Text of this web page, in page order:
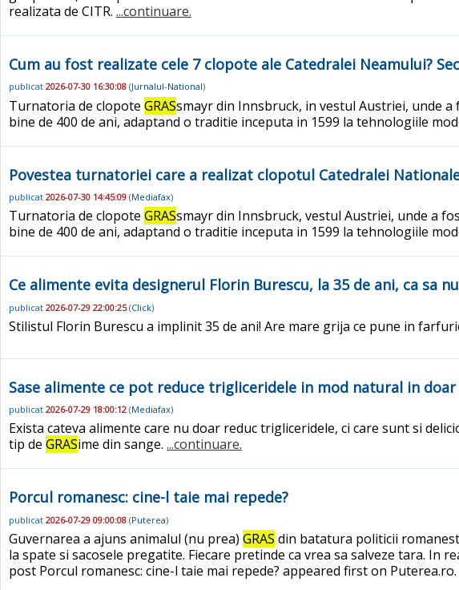
realizata de CITR. ...continuare.
Cum au fost realizate cele 7 clopote ale Catedralei Neamului?
publicat 2026-07-30 16:30:08 (Jurnalul-National)
Turnatoria de clopote GRASsmayr din Innsbruck, in vestul Austriei, unde
bine de 400 de ani, adaptand o traditie inceputa in 1599 la tehnologiile
Povestea turnatoriei care a realizat clopotul Catedralei
publicat 2026-07-30 14:45:09 (Mediafax)
Turnatoria de clopote GRASsmayr din Innsbruck, vestul Austriei, unde a
bine de 400 de ani, adaptand o traditie inceputa in 1599 la tehnologiile
Ce alimente evita designerul Florin Burescu, la 35 de ani, ca sa
publicat 2026-07-29 22:00:25(Click)
Stilistul Florin Burescu a implinit 35 de ani! Are mare grija ce pune in
Sase alimente ce pot reduce trigliceridele in mod natural in
publicat 2026-07-29 18:00:12 (Mediafax)
Exista cateva alimente care nu doar reduc trigliceridele, ci care sunt si
tip de GRASime din sange. ...continuare.
Porcul romanesc: cine-l taie mai repede?
publicat 2026-07-29 09:00:08 (Puterea)
Guvernarea a ajuns animalul (nu prea) GRAS din batatura politicii
la spate si sacosele pregatite. Fiecare pretinde ca vrea sa salveze tara.
post Porcul romanesc: cine-l taie mai repede? appeared first on Puterea.ro.